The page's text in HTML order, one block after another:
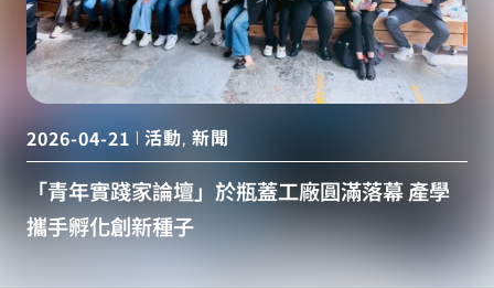
2026-04-21 活動, 新聞
「青年實踐家論壇」於瓶蓋工廠圓滿落幕 產學
攜手孵化創新種子